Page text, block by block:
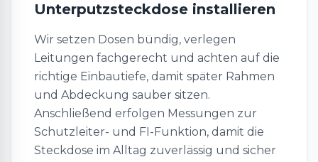
Unterputzsteckdose installieren
Wir setzen Dosen bündig, verlegen
Leitungen fachgerecht und achten auf die
richtige Einbautiefe, damit später Rahmen
und Abdeckung sauber sitzen.
Anschließend erfolgen Messungen zur
Schutzleiter- und FI-Funktion, damit die
Steckdose im Alltag zuverlässig und sicher